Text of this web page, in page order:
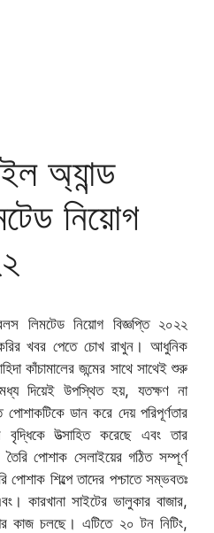
অ্যান্ড
নিয়োগ
লিমটেড নিয়োগ বিজ্ঞপ্তি ২০২২
খবর পেতে চোখ রাখুন। আধুনিক
কাঁচামালের জন্মের সাথে সাথেই শুরু
মধ্য দিয়েই উপস্থিত হয়, যতক্ষণ না
ডান করে দেয় পরিপূর্ণতার
উত্সাহিত করেছে এবং তার
পোশাক সেলাইয়ের গঠিত সম্পূর্ণ
শিল্পে তাদের পশ্চাতে সম্ভবতঃ
কারখানা সাইটের ভালুকার বাজার,
কাজ চলছে। এটিতে ২০ টন নিটিং,